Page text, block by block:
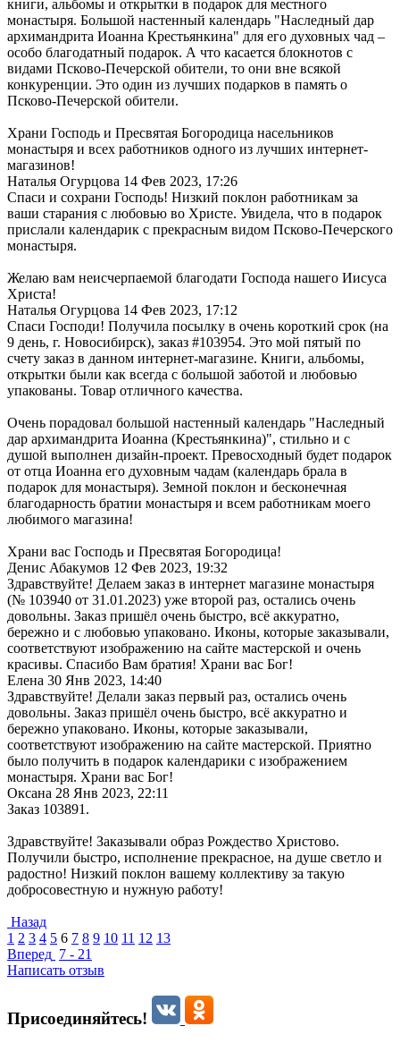
книги, альбомы и открытки в подарок для местного
монастыря. Большой настенный календарь "Наследный дар
архимандрита Иоанна Крестьянкина" для его духовных чад –
особо благодатный подарок. А что касается блокнотов с
видами Псково-Печерской обители, то они вне всякой
конкуренции. Это один из лучших подарков в память о
Псково-Печерской обители.
Храни Господь и Пресвятая Богородица насельников
монастыря и всех работников одного из лучших интернет-
магазинов!
Наталья Огурцова 14 Фев 2023, 17:26
Спаси и сохрани Господь! Низкий поклон работникам за
ваши старания с любовью во Христе. Увидела, что в подарок
прислали календарик с прекрасным видом Псково-Печерского
монастыря.
Желаю вам неисчерпаемой благодати Господа нашего Иисуса
Христа!
Наталья Огурцова 14 Фев 2023, 17:12
Спаси Господи! Получила посылку в очень короткий срок (на
9 день, г. Новосибирск), заказ #103954. Это мой пятый по
счету заказ в данном интернет-магазине. Книги, альбомы,
открытки были как всегда с большой заботой и любовью
упакованы. Товар отличного качества.
Очень порадовал большой настенный календарь "Наследный
дар архимандрита Иоанна (Крестьянкина)", стильно и с
душой выполнен дизайн-проект. Превосходный будет подарок
от отца Иоанна его духовным чадам (календарь брала в
подарок для монастыря). Земной поклон и бесконечная
благодарность братии монастыря и всем работникам моего
любимого магазина!
Храни вас Господь и Пресвятая Богородица!
Денис Абакумов 12 Фев 2023, 19:32
Здравствуйте! Делаем заказ в интернет магазине монастыря
(№ 103940 от 31.01.2023) уже второй раз, остались очень
довольны. Заказ пришёл очень быстро, всё аккуратно,
бережно и с любовью упаковано. Иконы, которые заказывали,
соответствуют изображению на сайте мастерской и очень
красивы. Спасибо Вам братия! Храни вас Бог!
Елена 30 Янв 2023, 14:40
Здравствуйте! Делали заказ первый раз, остались очень
довольны. Заказ пришёл очень быстро, всё аккуратно и
бережно упаковано. Иконы, которые заказывали,
соответствуют изображению на сайте мастерской. Приятно
было получить в подарок календарики с изображением
монастыря. Храни вас Бог!
Оксана 28 Янв 2023, 22:11
Заказ 103891.
Здравствуйте! Заказывали образ Рождество Христово.
Получили быстро, исполнение прекрасное, на душе светло и
радостно! Низкий поклон вашему коллективу за такую
добросовестную и нужную работу!
Назад
1 2 3 4 5 6 7 8 9 10 11 12 13
Вперед 7 - 21
Написать отзыв
Присоединяйтесь!